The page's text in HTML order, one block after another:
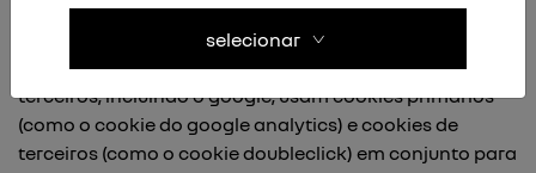
o serviço de análise nos permite usar remarketing para
anunciar online. desta forma, os fornecedores de
terceiros, incluindo o google, usam cookies primários
(como o cookie do google analytics) e cookies de
terceiros (como o cookie doubleclick) em conjunto para
selecionar